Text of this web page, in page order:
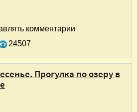
Звёздного городка
комментарии
24507
Прогулка по озеру в